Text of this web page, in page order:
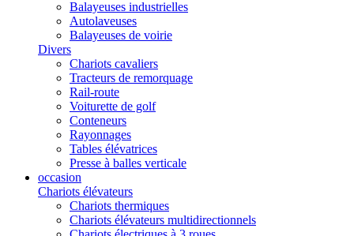
Balayeuses industrielles
Autolaveuses
Balayeuses de voirie
Divers
Chariots cavaliers
Tracteurs de remorquage
Rail-route
Voiturette de golf
Conteneurs
Rayonnages
Tables élévatrices
Presse à balles verticale
occasion
Chariots élévateurs
Chariots thermiques
Chariots élévateurs multidirectionnels